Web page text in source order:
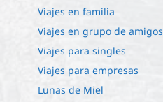
Viajes en familia
Viajes en grupo de amigos
Viajes para singles
Viajes para empresas
Lunas de Miel